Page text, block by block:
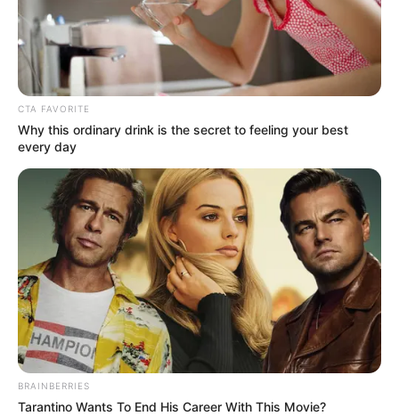
ΣΠΑΜΕ ΤΟ ΜΑΤΡΙΞ – ΤΟ ΒΙΒΛΙΟ
CTA FAVORITE
Why this ordinary drink is the secret to feeling your best
every day
BRAINBERRIES
Tarantino Wants To End His Career With This Movie?